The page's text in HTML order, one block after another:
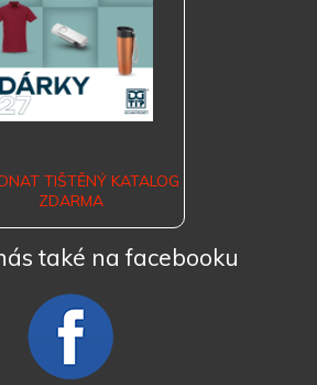
TIŠTĚNÝ KATALOG
ZDARMA
také na facebooku